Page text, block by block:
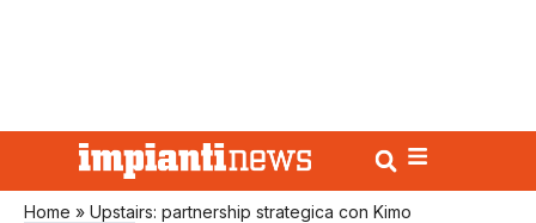
Home » Upstairs: partnership strategica con Kimo